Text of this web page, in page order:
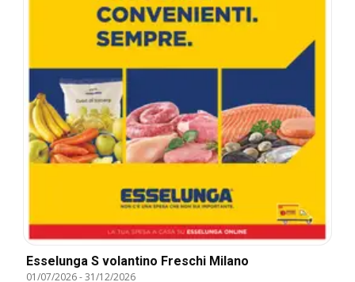
Esselunga S volantino Freschi Milano
01/07/2026-31/12/2026